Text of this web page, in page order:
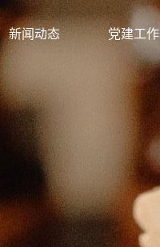
新闻动态 党建工作